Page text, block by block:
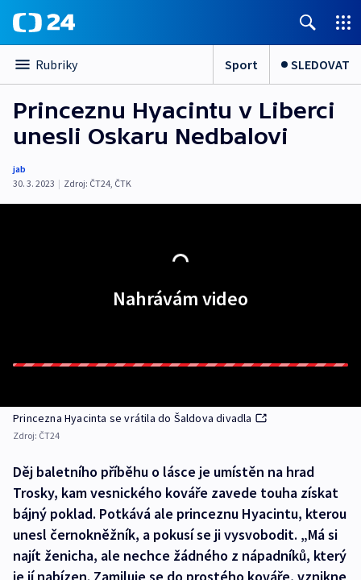
Rubriky Sport SLEDOVAT
Princeznu Hyacintu v Liberci
unesli Oskaru Nedbalovi
jab
30. 3. 2023 | Zdroj: ČT24, ČTK
Nahrávám video
Princezna Hyacinta se vrátila do Šaldova divadla
Zdroj: ČT24
Děj baletního příběhu o lásce je umístěn na hrad
Trosky, kam vesnického kováře zavede touha získat
bájný poklad. Potkává ale princeznu Hyacintu, kterou
unesl černokněžník, a pokusí se ji vysvobodit. „Má si
najít ženicha, ale nechce žádného z nápadníků, který